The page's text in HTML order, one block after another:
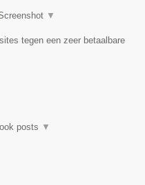
▼
tegen een zeer betaalbare
posts ▼